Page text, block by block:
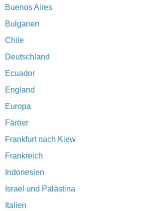
Buenos Aires
Bulgarien
Chile
Deutschland
Ecuador
England
Europa
Färöer
Frankfurt nach Kiew
Frankreich
Indonesien
Israel und Palästina
Italien